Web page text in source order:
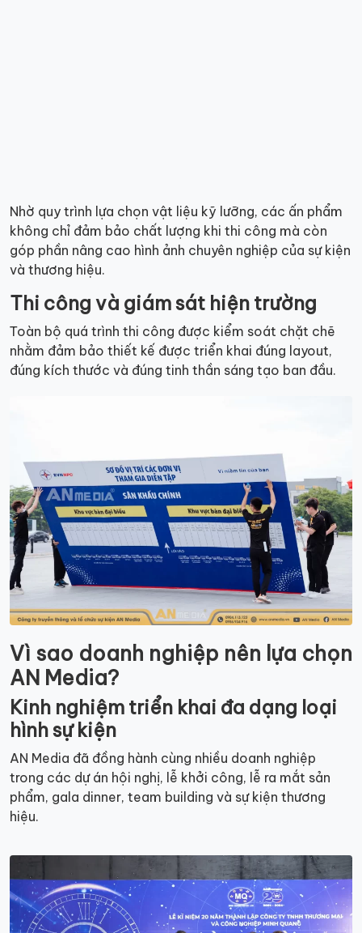
Nhờ quy trình lựa chọn vật liệu kỹ lưỡng, các ấn phẩm
không chỉ đảm bảo chất lượng khi thi công mà còn
góp phần nâng cao hình ảnh chuyên nghiệp của sự kiện
và thương hiệu.
Thi công và giám sát hiện trường
Toàn bộ quá trình thi công được kiểm soát chặt chẽ
nhằm đảm bảo thiết kế được triển khai đúng layout,
đúng kích thước và đúng tinh thần sáng tạo ban đầu.
Vì sao doanh nghiệp nên lựa chọn
AN Media?
Kinh nghiệm triển khai đa dạng loại
hình sự kiện
AN Media đã đồng hành cùng nhiều doanh nghiệp
trong các dự án hội nghị, lễ khởi công, lễ ra mắt sản
phẩm, gala dinner, team building và sự kiện thương
hiệu.